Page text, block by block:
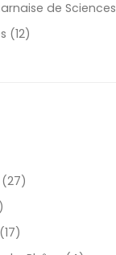
de Sciences
(12)